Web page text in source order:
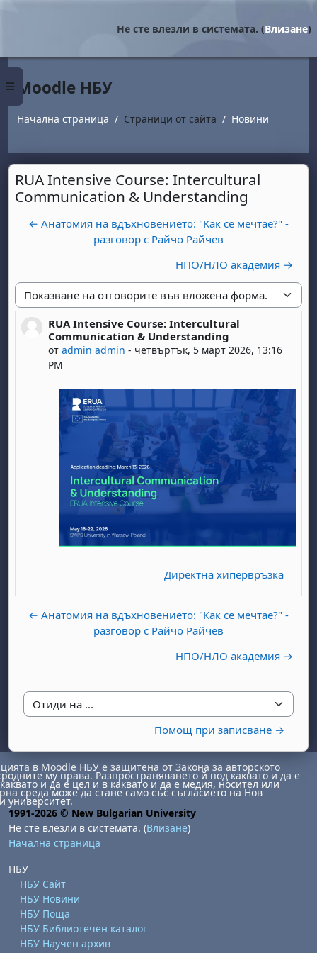
Страничен панел
Не сте влезли в системата. (Влизане)
Moodle НБУ
Начална страница Страници от сайта Новини
RUA Intensive Course: Intercultural
Communication & Understanding
← Анатомия на вдъхновението: "Как се мечтае?" -
разговор с Райчо Райчев
НПО/НЛО академия →
Начин на показване
RUA Intensive Course: Intercultural
Communication & Understanding
от admin admin - четвъртък, 5 март 2026, 13:16
PM
Number of replies: 0
Директна хипервръзка
← Анатомия на вдъхновението: "Как се мечтае?" -
разговор с Райчо Райчев
НПО/НЛО академия →
Отиди на ...
Помощ при записване →
1 август
неделя, 2 август
6 август
август8 август
неделя, 9 август
август
август
15 август
неделя, 16 август
август
август
22 август
неделя, 23 август
29 август
неделя, 30 август
в Moodle НБУ е защитена от Закона за авторското
му права. Разпространяването й под каквато и да е
и да е цел и в каквато и да е медия, носител или
среда може да стане само със съгласието на Нов
университет.
1991-2026 © New Bulgarian University
Не сте влезли в системата. (Влизане)
Начална страница
НБУ
НБУ Сайт
НБУ Новини
НБУ Поща
НБУ Библиотечен каталог
НБУ Научен архив